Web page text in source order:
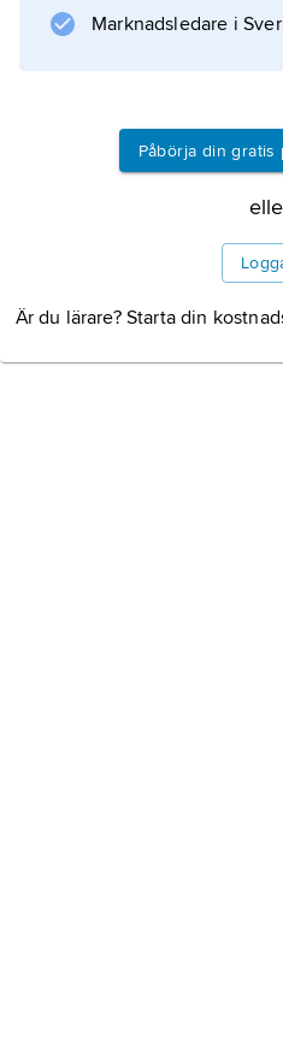
förhållande till
Information om
Marknadsledare i
Påbörja din gratis
Är du lärare? Starta din